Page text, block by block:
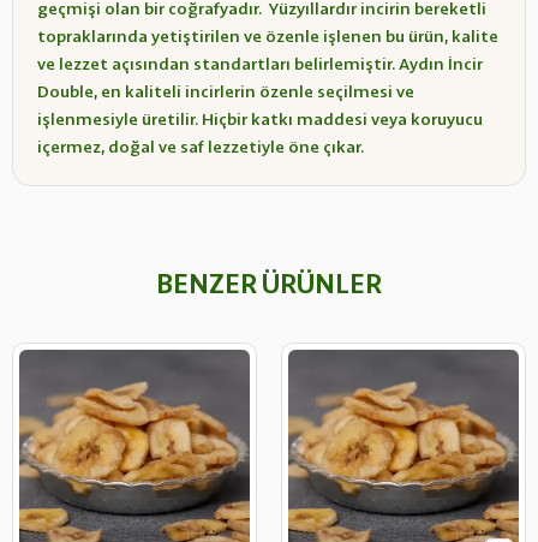
geçmişi olan bir coğrafyadır. Yüzyıllardır incirin bereketli
topraklarında yetiştirilen ve özenle işlenen bu ürün, kalite
ve lezzet açısından standartları belirlemiştir. Aydın İncir
Double, en kaliteli incirlerin özenle seçilmesi ve
işlenmesiyle üretilir. Hiçbir katkı maddesi veya koruyucu
içermez, doğal ve saf lezzetiyle öne çıkar.
BENZER ÜRÜNLER